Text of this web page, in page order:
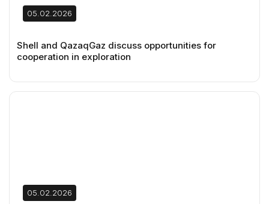
05.02.2026
Shell and QazaqGaz discuss opportunities for
cooperation in exploration
05.02.2026